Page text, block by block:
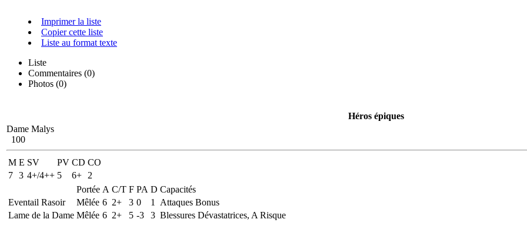
Imprimer la liste
Copier cette liste
Liste au format texte
Liste
Commentaires (0)
Photos (0)
Héros épiques
Dame Malys
100
M E SV PV CD CO
7 3 4+/4++ 5 6+
2
Portée A C/T F PA D Capacités
Eventail Rasoir
Mêlée 6 2+ 3 0 1
Attaques Bonus
Lame de la Dame Mêlée 6 2+ 5 -3 3 Blessures Dévastatrices, A Risque